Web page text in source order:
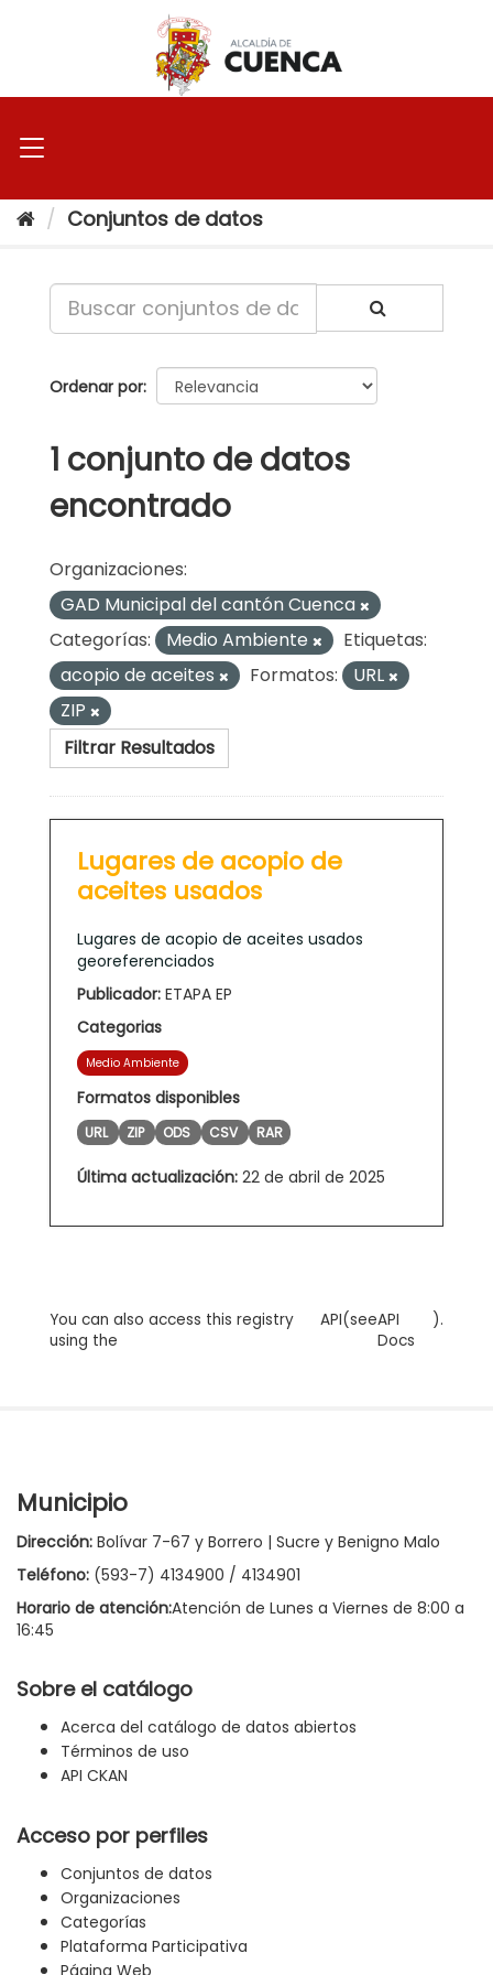
Conjuntos de datos
Ordenar por
1 conjunto de datos
encontrado
Organizaciones:
GAD Municipal del cantón Cuenca
Categorías:
Medio Ambiente
Etiquetas:
acopio de aceites
Formatos:
URL
ZIP
Filtrar Resultados
Lugares de acopio de
aceites usados
Lugares de acopio de aceites usados
georeferenciados
Publicador: ETAPA EP
Categorias
Medio Ambiente
Formatos disponibles
URL ZIP ODS CSV RAR
Última actualización: 22 de abril de 2025
You can also access this registry
using the
API(seeAPI
Docs
).
Municipio
Dirección: Bolívar 7-67 y Borrero | Sucre y Benigno Malo
Teléfono: (593-7) 4134900 / 4134901
Horario de atención:Atención de Lunes a Viernes de 8:00 a
16:45
Sobre el catálogo
Acerca del catálogo de datos abiertos
Términos de uso
API CKAN
Acceso por perfiles
Conjuntos de datos
Organizaciones
Categorías
Plataforma Participativa
Página Web